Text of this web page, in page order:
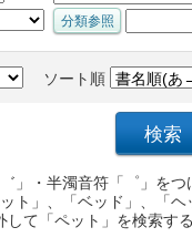
ソート順
」・半濁音符「゜」を
ト」、「ベッド」、「
して「ペット」を検索